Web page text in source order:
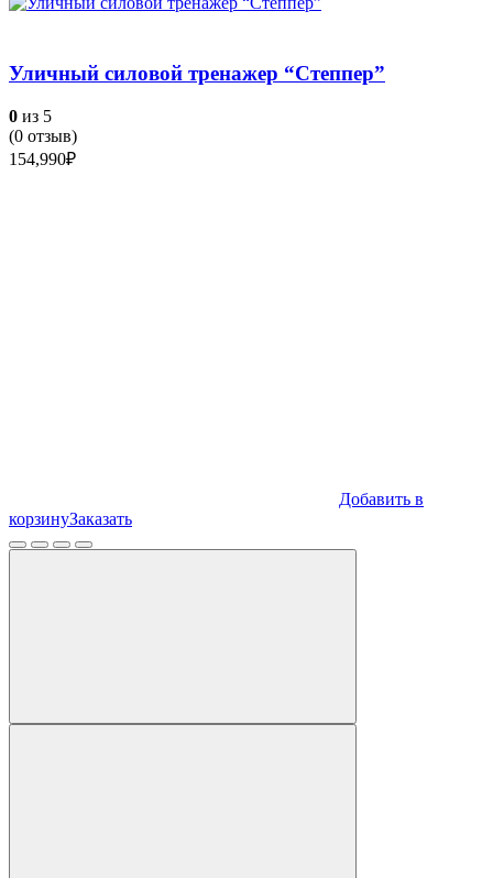
Уличный силовой тренажер “Степпер”
0 из 5
(0 отзыв)
154,990₽
Добавить в
корзинуЗаказать